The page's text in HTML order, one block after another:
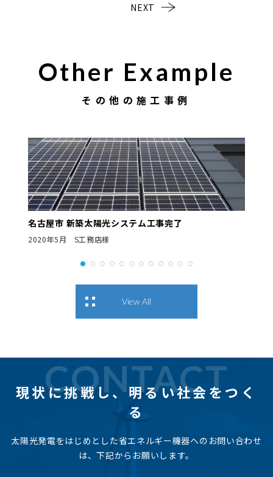
NEXT
Other Example
その他の施工事例
名古屋市 新築太陽光システム工事完了
2020年5月 S工務店様
View All
CONTACT
現状に挑戦し、明るい社会をつく
る
太陽光発電をはじめとした省エネルギー機器へのお問い合わせ
は、下記からお願いします。